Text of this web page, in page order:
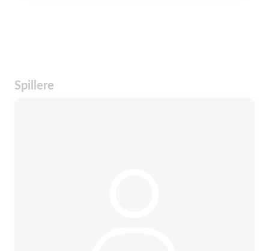
Spillere